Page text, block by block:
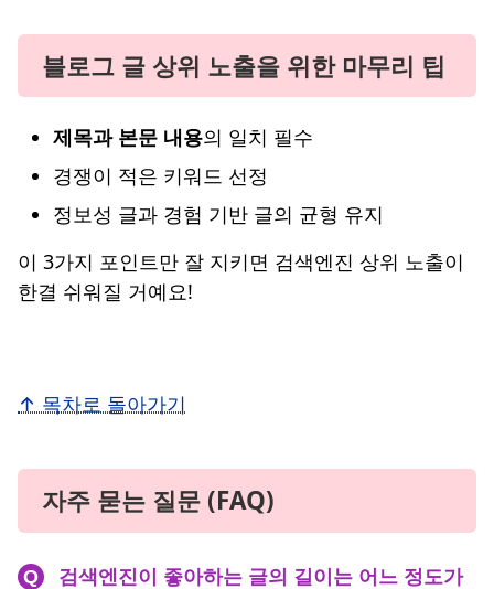
블로그 글 상위 노출을 위한 마무리 팁
제목과 본문 내용의 일치 필수
경쟁이 적은 키워드 선정
정보성 글과 경험 기반 글의 균형 유지
이 3가지 포인트만 잘 지키면 검색엔진 상위 노출이
한결 쉬워질 거예요!
↑ 목차로 돌아가기
자주 묻는 질문 (FAQ)
Q
검색엔진이 좋아하는 글의 길이는 어느 정도가